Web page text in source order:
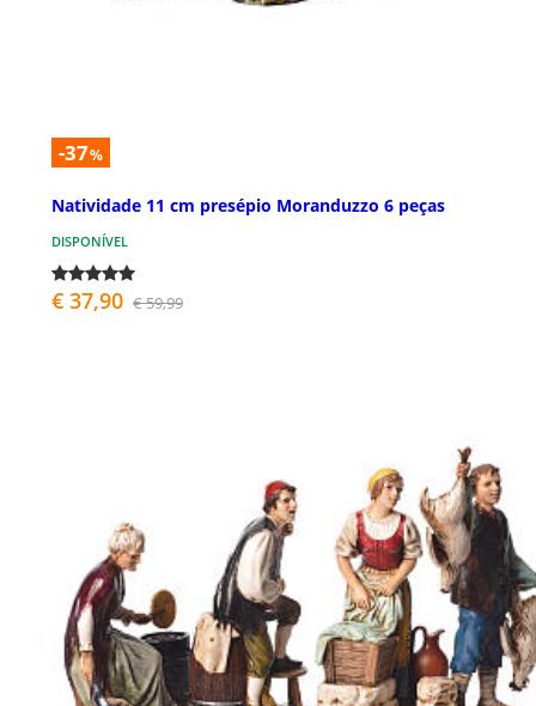
-37%
Natividade 11 cm presépio Moranduzzo 6 peças
DISPONÍVEL
€ 37,90 € 59,99